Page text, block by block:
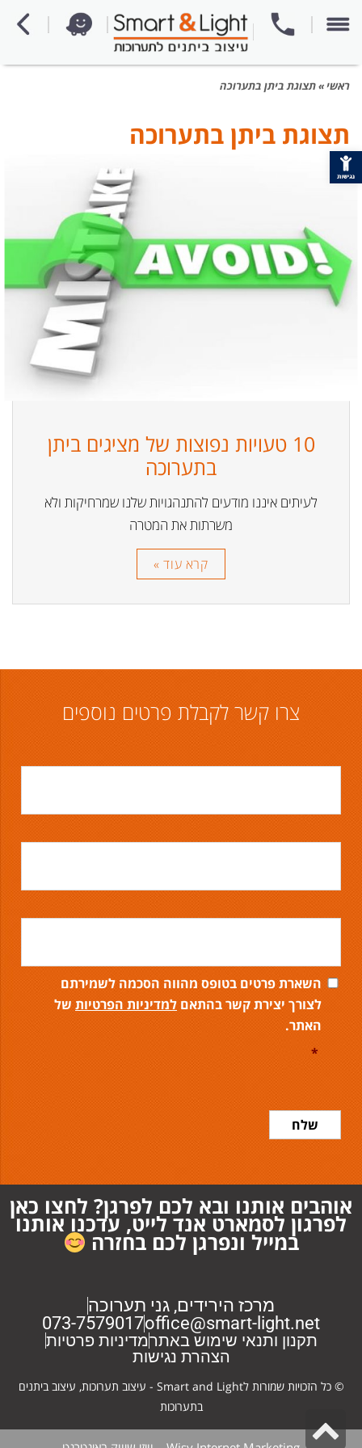
ראשי»תצוגת ביתן בתערוכה
תצוגת ביתן בתערוכה
10 טעויות נפוצות של מציגים ביתן
בתערוכה
לעיתים איננו מודעים להתנהגויות שלנו שמרחיקות ולא
משרתות את המטרה
קרא עוד »
צרו קשר לקבלת פרטים נוספים
השארת פרטים בטופס מהווה הסכמה לשמירתם
לצורך יצירת קשר בהתאם למדיניות הפרטיות של
האתר.
*
שלח
אוהבים אותנו ובא לכם לפרגן? לחצו כאן
לפרגון לסמארט אנד לייט, עדכנו אותנו
במייל ונפרגן לכם בחזרה
מרכז הירידים, גני תערוכה
office@smart-light.net
073-7579017
תקנון ותנאי שימוש באתרמדיניות פרטיות
הצהרת נגישות
© כל הזכויות שמורות לSmart and Light - עיצוב תערוכות, עיצוב ביתנים
בתערוכות
גלילה